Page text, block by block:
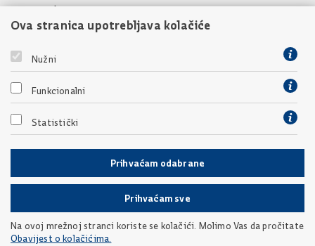
Javna nabava
Financijski dokumenti Ureda
Poveznice
Vlada Republike Hrvatske
Socijalni partneri
Međunarodne partnerske organizacije
Povratak na vrh
Ova stranica upotrebljava kolačiće
Nužni
Funkcionalni
Statistički
Prihvaćam odabrane
Prihvaćam sve
Na ovoj mrežnoj stranci koriste se kolačići. Molimo Vas da pročitate
Obavijest o kolačićima.